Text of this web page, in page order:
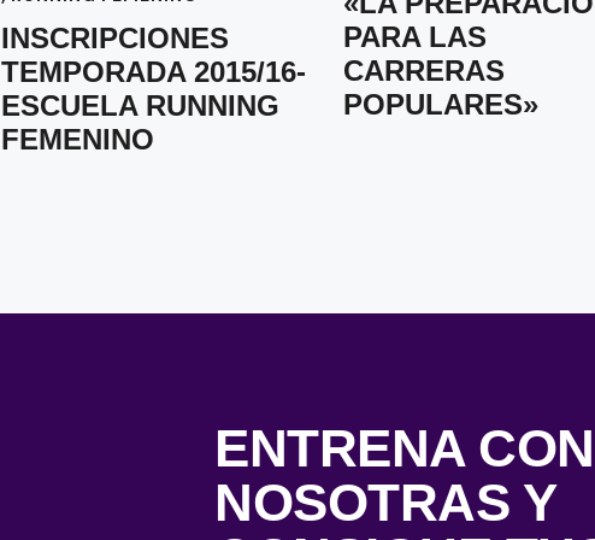
INSCRIPCIONES
TEMPORADA 2015/16-
ESCUELA RUNNING
FEMENINO
PARA LAS
CARRERAS
POPULARES»
ENTRENA CON
NOSOTRAS Y